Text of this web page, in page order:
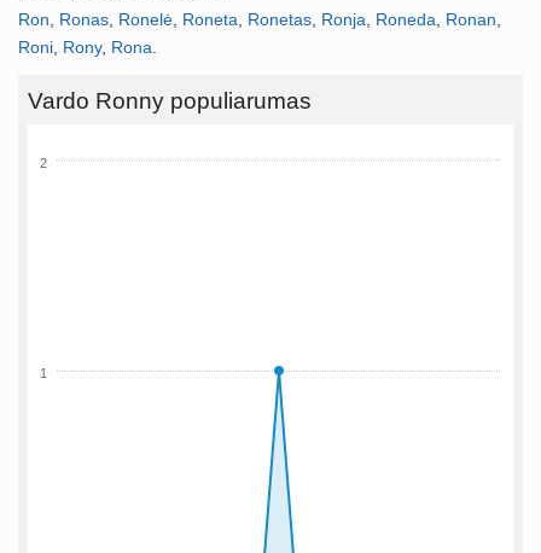
Ron
Ronas Ronelė Roneta Ronetas Ronja Roneda Ronan
Roni Rony, Rona
Vardo Ronny populiarumas
1
2